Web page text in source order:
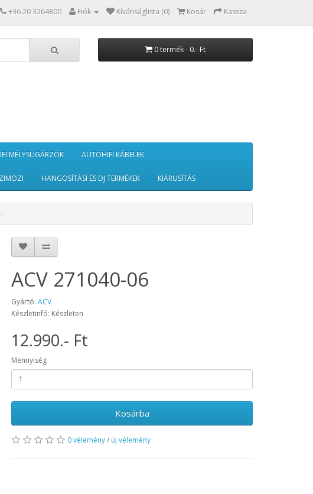
+36 20 3264800 Fiók Kívánságlista (0) Kosár Kassza
0 termék - 0.- Ft
MÉLYSUGÁRZÓK AUTÓHIFI KÁBELEK
HANGOSÍTÁSI ÉS DJ TERMÉKEK KIÁRUSÍTÁS
ACV 271040-06
Gyártó:ACV
Készletinfó: Készleten
12.990.- Ft
Mennyiség
Kosárba
0 vélemény/ új vélemény